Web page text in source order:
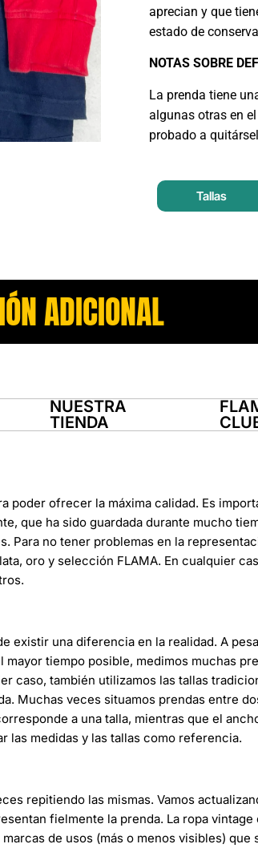
aprecian y que
estado de
NOTAS SOBRE
La prenda tiene
algunas otras en
probado a
Tallas
ADICIONAL
NUESTRA
TIENDA
poder ofrecer la máxima calidad. Es
que ha sido guardada durante mucho
Para no tener problemas en la
oro y selección FLAMA. En cualquier
existir una diferencia en la realidad. A
tiempo posible, medimos muchas
caso, también utilizamos las tallas
Muchas veces situamos prendas entre
a una talla, mientras que el
las medidas y las tallas como referencia.
repitiendo las mismas. Vamos
fielmente la prenda. La ropa vintage
de usos (más o menos visibles) que